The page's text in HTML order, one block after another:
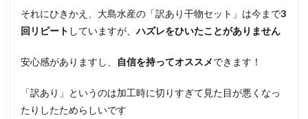
それにひきかえ、大島水産の「訳あり干物セット」は今まで3
回リピート していますが、ハズレをひいたことがありません
安心感がありますし、 自信を持ってオススメできます！
「訳あり」というのは加工時に切りすぎて見た目が悪くなっ
たりしたためらしいです